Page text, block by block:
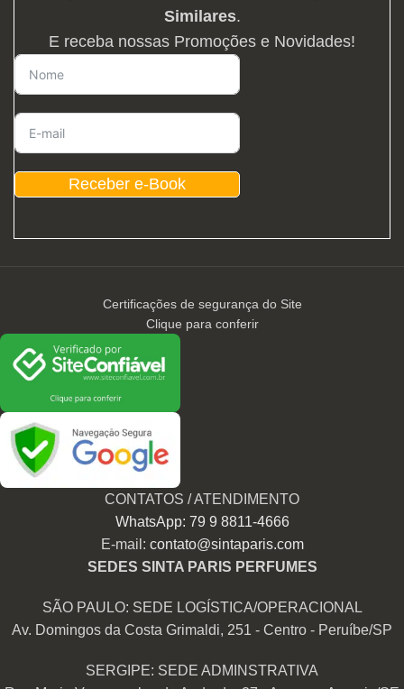
Similares.
E receba nossas Promoções e Novidades!
Receber e-Book
Certificações de segurança do Site
Clique para conferir
CONTATOS / ATENDIMENTO
WhatsApp: 79 9 8811-4666
E-mail: contato@sintaparis.com
SEDES SINTA PARIS PERFUMES
SÃO PAULO: SEDE LOGÍSTICA/OPERACIONAL
Av. Domingos da Costa Grimaldi, 251 - Centro - Peruíbe/SP
SERGIPE: SEDE ADMINSTRATIVA